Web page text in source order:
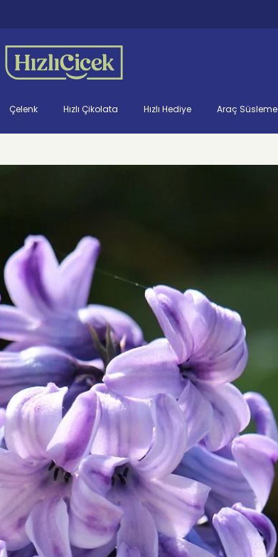
Çelenk Hızlı Çikolata Hızlı Hediye Araç Süsleme